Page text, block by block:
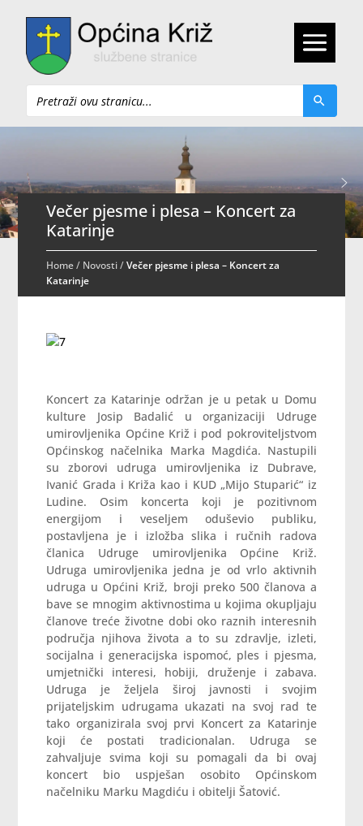
Pretraži
Večer pjesme i plesa – Koncert za
Katarinje
Home/ Novosti/Večer pjesme i plesa – Koncert za
Katarinje
Koncert za Katarinje održan je u petak u Domu
kulture Josip Badalić u organizaciji Udruge
umirovljenika Općine Križ i pod pokroviteljstvom
Općinskog načelnika Marka Magdića. Nastupili
su zborovi udruga umirovljenika iz Dubrave,
Ivanić Grada i Križa kao i KUD „Mijo Stuparić“ iz
Ludine. Osim koncerta koji je pozitivnom
energijom i veseljem oduševio publiku,
postavljena je i izložba slika i ručnih radova
članica Udruge umirovljenika Općine Križ.
Udruga umirovljenika jedna je od vrlo aktivnih
udruga u Općini Križ, broji preko 500 članova a
bave se mnogim aktivnostima u kojima okupljaju
članove treće životne dobi oko raznih interesnih
područja njihova života a to su zdravlje, izleti,
socijalna i generacijska ispomoć, ples i pjesma,
umjetnički interesi, hobiji, druženje i zabava.
Udruga je željela široj javnosti i svojim
prijateljskim udrugama ukazati na svoj rad te
tako organizirala svoj prvi Koncert za Katarinje
koji će postati tradicionalan. Udruga se
zahvaljuje svima koji su pomagali da bi ovaj
koncert bio uspješan osobito Općinskom
načelniku Marku Magdiću i obitelji Šatović.